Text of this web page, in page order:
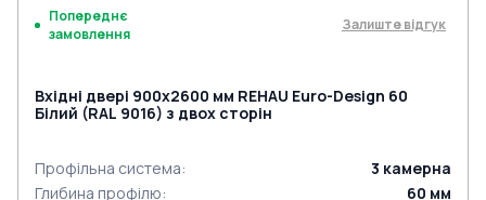
Попереднє
замовлення
Залиште відгук
Вхідні двері 900x2600 мм REHAU Euro-Design 60
Білий (RAL 9016) з двох сторін
Профільна система: 3 камерна
Глибина профілю: 60 мм